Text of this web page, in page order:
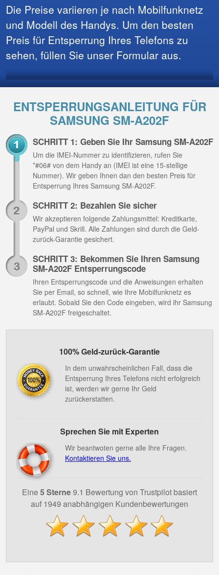
Die Preise variieren je nach Mobilfunknetz
und Modell des Handys. Um den besten
Preis für Entsperrung Ihres Telefons zu
sehen, füllen Sie unser Formular aus.
ENTSPERRUNGSANLEITUNG FÜR
SAMSUNG SM-A202F
SCHRITT 1: Geben Sie Ihr Samsung SM-A202F
Um die IMEI-Nummer zu identifizieren, rufen Sie
*#06# von dem Handy an (IMEI ist eine 15-stellige
Nummer). Wir geben Ihnen dan den besten Preis für
Entsperrung Ihres Samsung SM-A202F.
SCHRITT 2: Bezahlen Sie sicher
Wir akzeptieren folgende Zahlungsmittel: Kreditkarte,
PayPal und Skrill. Alle Zahlungen sind durch die Geld-
zurück-Garantie gesichert.
SCHRITT 3: Bekommen Sie Ihren Samsung
SM-A202F Entsperrungscode
Ihren Entsperrungscode und die Anweisungen erhalten
Sie per Email, so schnell, wie Ihre Mobilfunknetz es
erlaubt. Sobald Sie den Code eingeben, wird ihr Samsung
SM-A202F freigeschaltet.
100% Geld-zurück-Garantie
In dem unwahrscheinlichen Fall, dass die
Entsperrung Ihres Telefons nicht erfolgreich
ist, werden wir gerne Ihr Geld
zurückerstatten.
Sprechen Sie mit Experten
Wir beantwoten gerne alle Ihre Fragen.
Kontaktieren Sie uns.
Eine 5 Sterne9.1 Bewertung von Trustpilot basiert
auf 1949 anabhängigen Kundenbewertungen